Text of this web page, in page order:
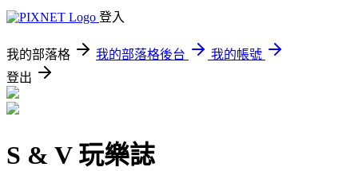
登入
我的部落格 我的部落格後台
我的帳號
登出
S & V 玩樂誌